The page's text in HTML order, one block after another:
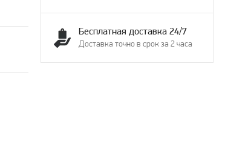
Бесплатная доставка 24/7
Доставка точно в срок за 2 часа